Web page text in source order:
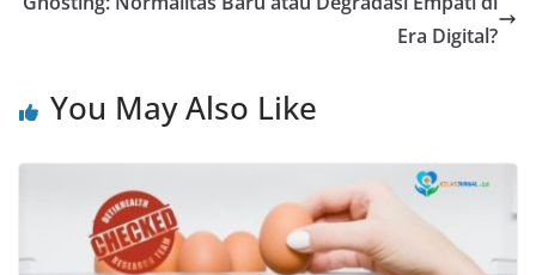
Era Digital?
You May Also Like